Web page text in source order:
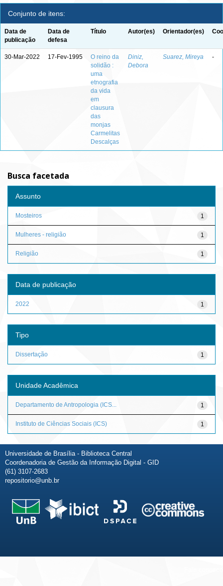
Conjunto de itens:
Data de
publicação
Data de
defesa
Título Autor(es) Orientador(es)
30-Mar-2022 17-Fev-1995
O reino da
solidão :
uma
etnografia
da vida
em
clausura
das
monjas
Carmelitas
Descalças
Diniz,
Debora
Suarez, Mireya -
Busca facetada
Assunto
1
Mosteiros
1
Mulheres - religião
1
Religião
Data de publicação
1
2022
Tipo
1
Dissertação
Unidade Acadêmica
1
Departamento de Antropologia (ICS...
1
Instituto de Ciências Sociais (ICS)
Universidade de Brasília - Biblioteca Central
Coordenadoria de Gestão da Informação Digital - GID
(61) 3107-2683
repositorio@unb.br